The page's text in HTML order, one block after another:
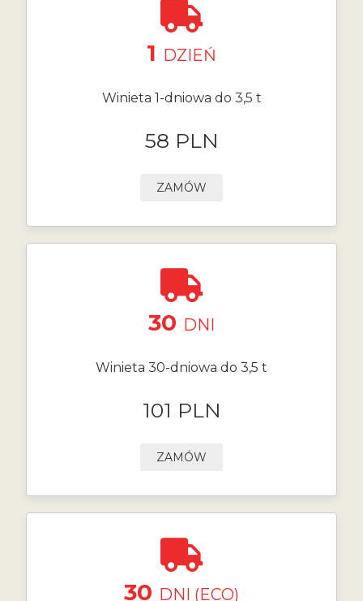
1 DZIEŃ
Winieta 1-dniowa do 3,5 t
58 PLN
ZAMÓW
30 DNI
Winieta 30-dniowa do 3,5 t
101 PLN
ZAMÓW
30 DNI (ECO)